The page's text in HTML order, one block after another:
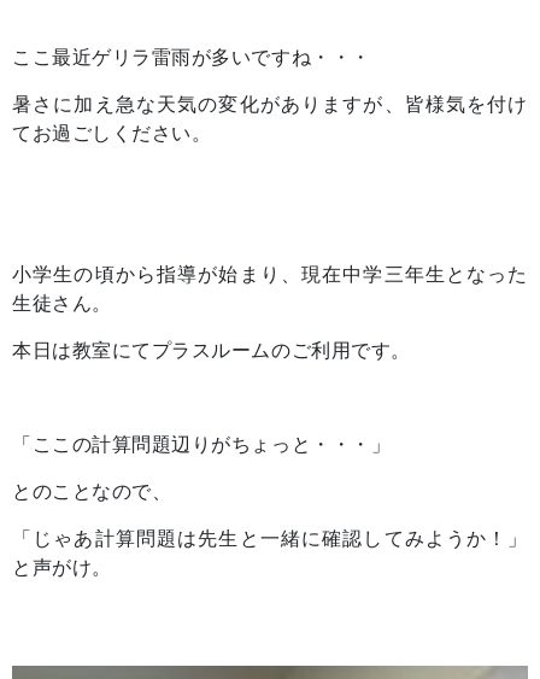
ここ最近ゲリラ雷雨が多いですね・・・
暑さに加え急な天気の変化がありますが、皆様気を付け
てお過ごしください。
小学生の頃から指導が始まり、現在中学三年生となった
生徒さん。
本日は教室にてプラスルームのご利用です。
「ここの計算問題辺りがちょっと・・・」
とのことなので、
「じゃあ計算問題は先生と一緒に確認してみようか！」
と声がけ。